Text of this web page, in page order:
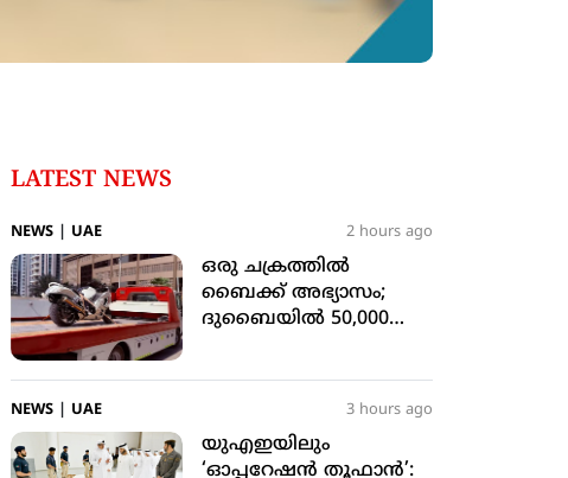
LATEST NEWS
NEWS UAE 2 hours ago
ഒരു ചക്രത്തില്‍
ബൈക്ക് അഭ്യാസം;
ദുബൈയില്‍ 50,000
NEWS UAE 3 hours ago
യുഎഇയിലും
‘ഓപ്പറേഷന്‍ തൂഫാന്‍’: